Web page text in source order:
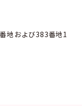
および383番地1